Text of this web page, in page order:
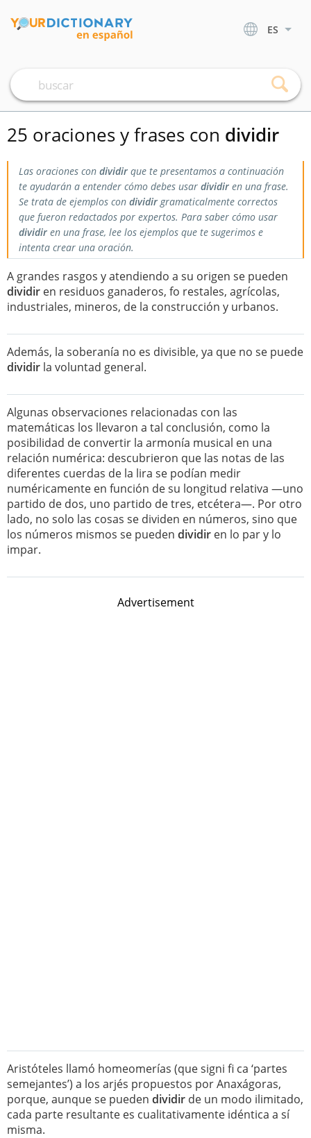
ES
25 oraciones y frases con dividir
Las oraciones con dividir que te presentamos a continuación
te ayudarán a entender cómo debes usar dividir en una frase.
Se trata de ejemplos con dividirgramaticalmente correctos
que fueron redactados por expertos. Para saber cómo usar
dividir en una frase, lee los ejemplos que te sugerimos e
intenta crear una oración.
A grandes rasgos y atendiendo a su origen se pueden
dividir en residuos ganaderos, fo restales, agrícolas,
industriales, mineros, de la construcción y urbanos.
Además, la soberanía no es divisible, ya que no se puede
dividir la voluntad general.
Algunas observaciones relacionadas con las
matemáticas los llevaron a tal conclusión, como la
posibilidad de convertir la armonía musical en una
relación numérica: descubrieron que las notas de las
diferentes cuerdas de la lira se podían medir
numéricamente en función de su longitud relativa —uno
partido de dos, uno partido de tres, etcétera—. Por otro
lado, no solo las cosas se dividen en números, sino que
los números mismos se pueden dividir en lo par y lo
impar.
Advertisement
Aristóteles llamó homeomerías (que signi fi ca ‘partes
semejantes’) a los arjés propuestos por Anaxágoras,
porque, aunque se pueden dividir de un modo ilimitado,
cada parte resultante es cualitativamente idéntica a sí
misma.